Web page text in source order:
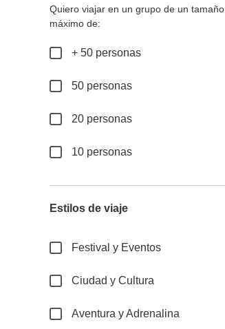
Quiero viajar en un grupo de un tamaño
máximo de:
+ 50 personas
50 personas
20 personas
10 personas
Estilos de viaje
Festival y Eventos
Ciudad y Cultura
Aventura y Adrenalina